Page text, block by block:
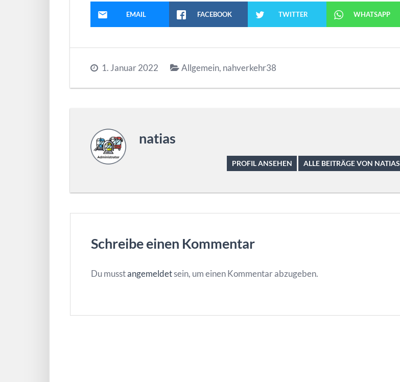
EMAIL FACEBOOK TWITTER WHATSAPP
1. Januar 2022 Allgemein, nahverkehr38
natias
PROFIL ANSEHEN ALLE BEITRÄGE VON NATIAS
Schreibe einen Kommentar
Du musstangemeldetsein, um einen Kommentar abzugeben.